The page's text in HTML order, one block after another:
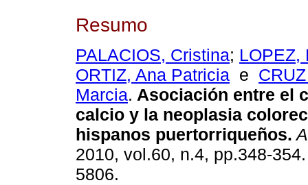
Resumo
PALACIOS, Cristina; LOPEZ,
ORTIZ, Ana Patricia e
Marcia. Asociación entre el
calcio y la neoplasia
hispanos puertorriqueños.
2010, vol.60, n.4, pp.348-
5806.